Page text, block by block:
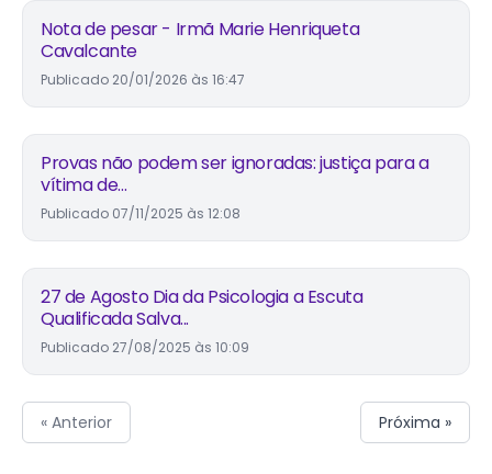
Nota de pesar - Irmã Marie Henriqueta
Cavalcante
Publicado 20/01/2026 às 16:47
Provas não podem ser ignoradas: justiça para a
vítima de...
Publicado 07/11/2025 às 12:08
27 de Agosto Dia da Psicologia a Escuta
Qualificada Salva...
Publicado 27/08/2025 às 10:09
« Anterior Próxima »